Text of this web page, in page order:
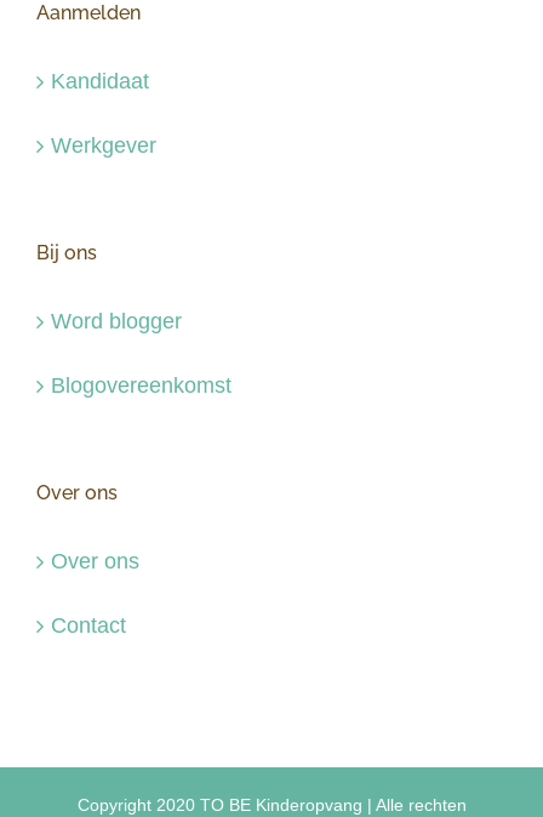
Aanmelden
Kandidaat
Werkgever
Bij ons
Word blogger
Blogovereenkomst
Over ons
Over ons
Contact
Copyright 2020 TO BE Kinderopvang | Alle rechten